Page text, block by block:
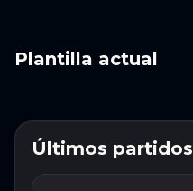
Plantilla actual
Últimos partidos